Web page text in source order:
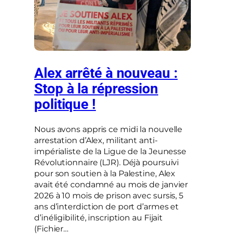
Alex arrêté à nouveau :
Stop à la répression
politique !
Nous avons appris ce midi la nouvelle
arrestation d’Alex, militant anti-
impérialiste de la Ligue de la Jeunesse
Révolutionnaire (LJR). Déjà poursuivi
pour son soutien à la Palestine, Alex
avait été condamné au mois de janvier
2026 à 10 mois de prison avec sursis, 5
ans d’interdiction de port d’armes et
d’inéligibilité, inscription au Fijait
(Fichier…